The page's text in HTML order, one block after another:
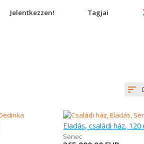
Jelentkezzen! Tagjai
Eladás, családi ház, 120
Senec